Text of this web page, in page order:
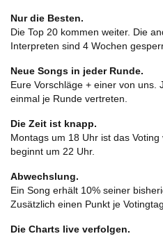
Nur die Besten.
Die Top 20 kommen weiter. Die
Interpreten sind 4 Wochen
Neue Songs in jeder Runde.
Eure Vorschläge + einer von uns.
einmal je Runde vertreten.
Die Zeit ist knapp.
Montags um 18 Uhr ist das
beginnt um 22 Uhr.
Abwechslung.
Ein Song erhält 10% seiner
Zusätzlich einen Punkt je
Die Charts live verfolgen.